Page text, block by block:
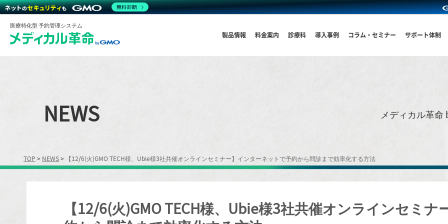
医療特化型 予約管理システム
製品情報 料金案内 診療科 導入事例 コラム・セミナー サポート体制
NEWS メディカル革命
TOP > NEWS > 【12/6(火)GMO TECH様、Ubie様3社共催オンラインセミナー】インターネットで予約から問診まで効率化する方法
【12/6(火)GMO TECH様、Ubie様3社共催オンラインセミ
無料診断